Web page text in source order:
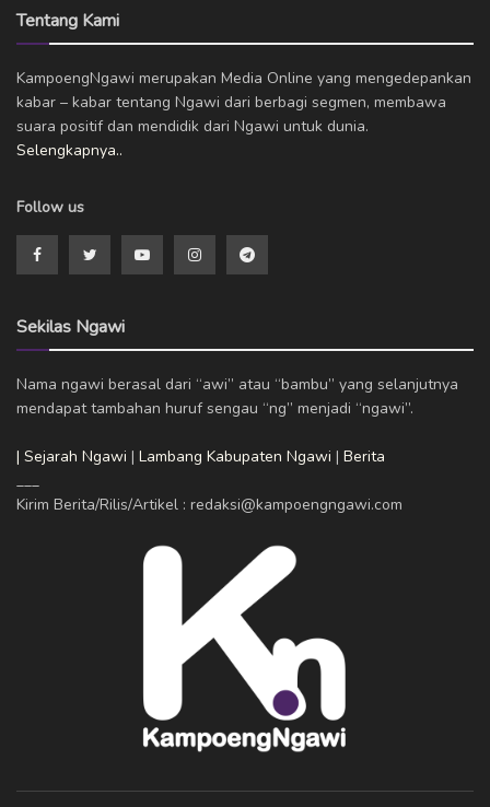
Tentang Kami
KampoengNgawi merupakan Media Online yang mengedepankan
kabar – kabar tentang Ngawi dari berbagi segmen, membawa
suara positif dan mendidik dari Ngawi untuk dunia.
Selengkapnya..
Follow us
Sekilas Ngawi
Nama ngawi berasal dari “awi” atau “bambu” yang selanjutnya
mendapat tambahan huruf sengau “ng” menjadi “ngawi”.
| Sejarah Ngawi | Lambang Kabupaten Ngawi | Berita
Kirim Berita/Rilis/Artikel : redaksi@kampoengngawi.com